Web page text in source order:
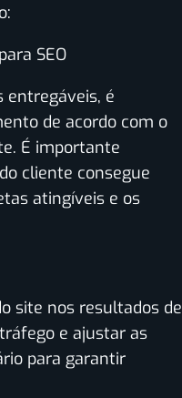
SEO
entregáveis, é
de acordo com o
É importante
cliente consegue
atingíveis e os
site nos resultados de
e ajustar as
para garantir